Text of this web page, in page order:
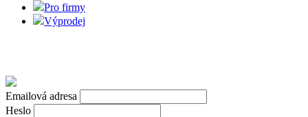
Pro firmy
Výprodej
Emailová adresa
Heslo